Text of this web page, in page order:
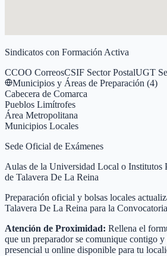
Sindicatos con Formación Activa
CCOO CorreosCSIF Sector PostalUGT
Municipios y Áreas de Preparación (4)
Cabecera de Comarca
Pueblos Limítrofes
Área Metropolitana
Municipios Locales
Sede Oficial de Exámenes
Aulas de la Universidad Local o Institutos
de Talavera De La Reina
Preparación oficial y bolsas locales
Talavera De La Reina para la
Atención de Proximidad: Rellena el
que un preparador se comunique contigo y
presencial u online disponible para tu